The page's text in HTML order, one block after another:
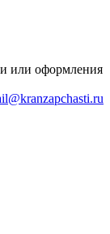
или оформления